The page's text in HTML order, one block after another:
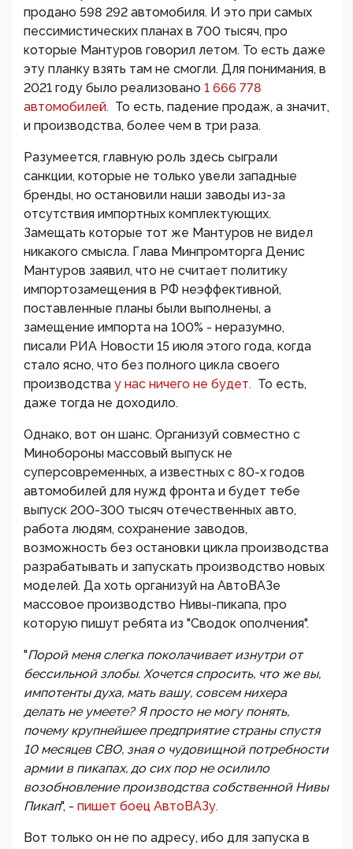
продано 598 292 автомобиля. И это при самых
пессимистических планах в 700 тысяч, про
которые Мантуров говорил летом. То есть даже
эту планку взять там не смогли. Для понимания, в
2021 году было реализовано 1 666 778
автомобилей. То есть, падение продаж, а значит,
и производства, более чем в три раза.
Разумеется, главную роль здесь сыграли
санкции, которые не только увели западные
бренды, но остановили наши заводы из-за
отсутствия импортных комплектующих.
Замещать которые тот же Мантуров не видел
никакого смысла. Глава Минпромторга Денис
Мантуров заявил, что не считает политику
импортозамещения в РФ неэффективной,
поставленные планы были выполнены, а
замещение импорта на 100% - неразумно,
писали РИА Новости 15 июля этого года, когда
стало ясно, что без полного цикла своего
производства у нас ничего не будет. То есть,
даже тогда не доходило.
Однако, вот он шанс. Организуй совместно с
Минобороны массовый выпуск не
суперсовременных, а известных с 80-х годов
автомобилей для нужд фронта и будет тебе
выпуск 200-300 тысяч отечественных авто,
работа людям, сохранение заводов,
возможность без остановки цикла производства
разрабатывать и запускать производство новых
моделей. Да хоть организуй на АвтоВАЗе
массовое производство Нивы-пикапа, про
которую пишут ребята из "Сводок ополчения".
"Порой меня слегка поколачивает изнутри от
бессильной злобы. Хочется спросить, что же вы,
импотенты духа, мать вашу, совсем нихера
делать не умеете? Я просто не могу понять,
почему крупнейшее предприятие страны спустя
10 месяцев СВО, зная о чудовищной потребности
армии в пикапах, до сих пор не осилило
возобновление производства собственной Нивы
Пикап", - пишет боец АвтоВАЗу.
Вот только он не по адресу, ибо для запуска в